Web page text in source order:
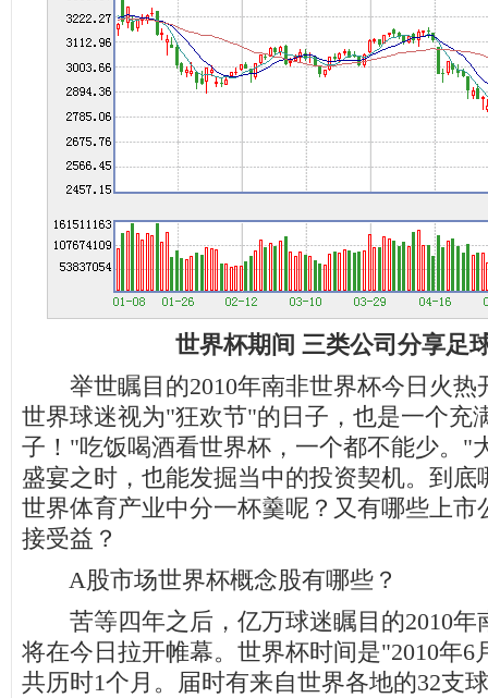
世界杯期间 三类公司分享足
举世瞩目的2010年南非世界杯今日火热
世界球迷视为"狂欢节"的日子，也是一个充
子！"吃饭喝酒看世界杯，一个都不能少。"
盛宴之时，也能发掘当中的投资契机。到底
世界体育产业中分一杯羹呢？又有哪些上市
接受益？
A股市场世界杯概念股有哪些？
苦等四年之后，亿万球迷瞩目的2010年
将在今日拉开帷幕。世界杯时间是"2010年6
共历时1个月。届时有来自世界各地的32支